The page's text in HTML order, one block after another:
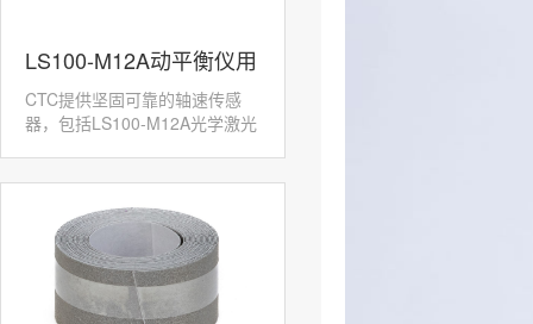
LS100-M12A动平衡仪用
激光转速传感器
CTC提供坚固可靠的轴速传感
器，包括LS100-M12A光学激光